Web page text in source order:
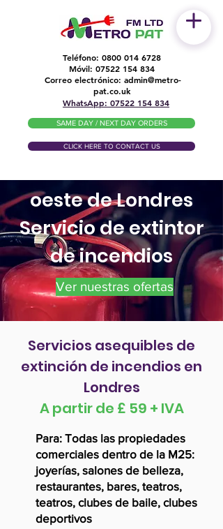
Teléfono: 0800 014 6728
Móvil: 07522 154 834
Correo electrónico: admin@metro-
pat.co.uk
WhatsApp: 07522 154 834
SAME DAY / NEXT DAY ORDERS
CLICK HERE TO CONTACT US
oeste de Londres
Servicio de extintor
de incendios
Ver nuestras ofertas
Servicios asequibles de
extinción de incendios en
Londres
A partir de £ 59 + IVA
Para: Todas las propiedades
comerciales dentro de la M25:
joyerías, salones de belleza,
restaurantes, bares, teatros,
teatros, clubes de baile, clubes
deportivos